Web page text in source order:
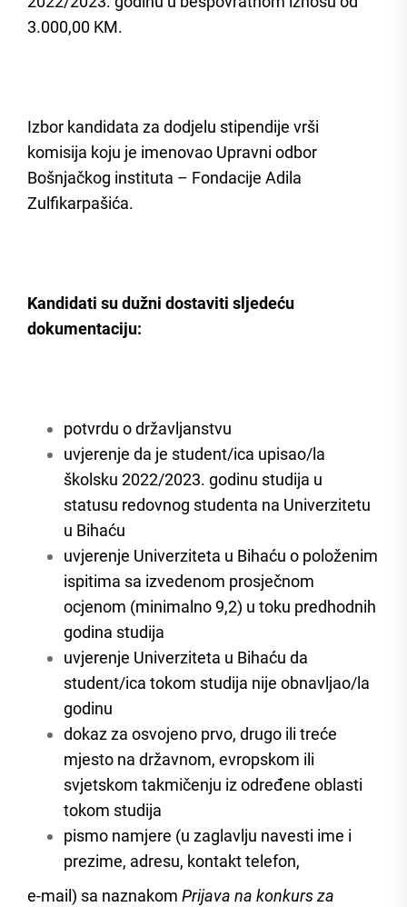
3.000,00 KM.
Izbor kandidata za dodjelu stipendije vrši
komisija koju je imenovao Upravni odbor
Bošnjačkog instituta – Fondacije Adila
Zulfikarpašića.
Kandidati su dužni dostaviti sljedeću
dokumentaciju:
potvrdu o državljanstvu
uvjerenje da je student/ica upisao/la
školsku 2022/2023. godinu studija u
statusu redovnog studenta na Univerzitetu
u Bihaću
uvjerenje Univerziteta u Bihaću o položenim
ispitima sa izvedenom prosječnom
ocjenom (minimalno 9,2) u toku predhodnih
godina studija
uvjerenje Univerziteta u Bihaću da
student/ica tokom studija nije obnavljao/la
godinu
dokaz za osvojeno prvo, drugo ili treće
mjesto na državnom, evropskom ili
svjetskom takmičenju iz određene oblasti
tokom studija
pismo namjere (u zaglavlju navesti ime i
prezime, adresu, kontakt telefon,
e-mail) sa naznakom Prijava na konkurs za